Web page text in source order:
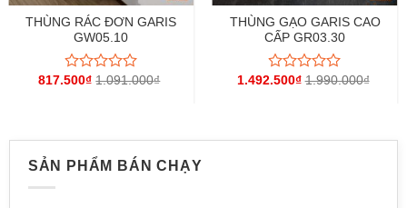
THÙNG RÁC ĐƠN GARIS
GW05.10
Được
5
817.500₫ 1.091.000₫
THÙNG GẠO GARIS CAO
CẤP GR03.30
Được
5
1.492.500₫ 1.990.000₫
SẢN PHẨM BÁN CHẠY